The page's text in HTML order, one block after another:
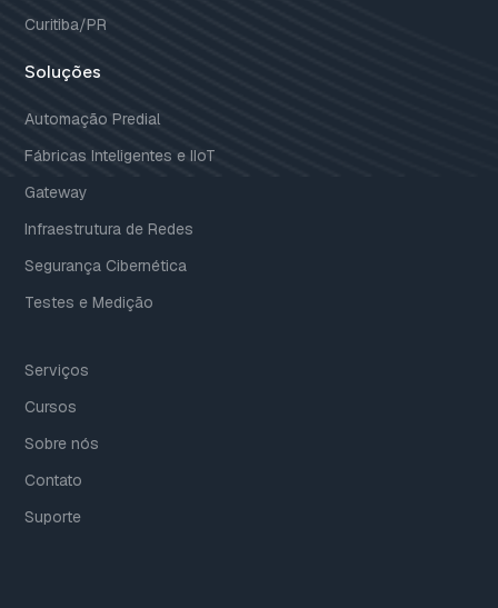
Curitiba/PR
Soluções
Automação Predial
Fábricas Inteligentes e IIoT
Gateway
Infraestrutura de Redes
Segurança Cibernética
Testes e Medição
Serviços
Cursos
Sobre nós
Contato
Suporte